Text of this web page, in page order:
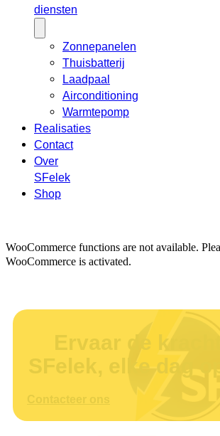
diensten
Zonnepanelen
Thuisbatterij
Laadpaal
Airconditioning
Warmtepomp
Realisaties
Contact
Over
SFelek
Shop
WooCommerce functions are not available.
WooCommerce is activated.
Ervaar de
SFelek, elke dag
Contacteer ons